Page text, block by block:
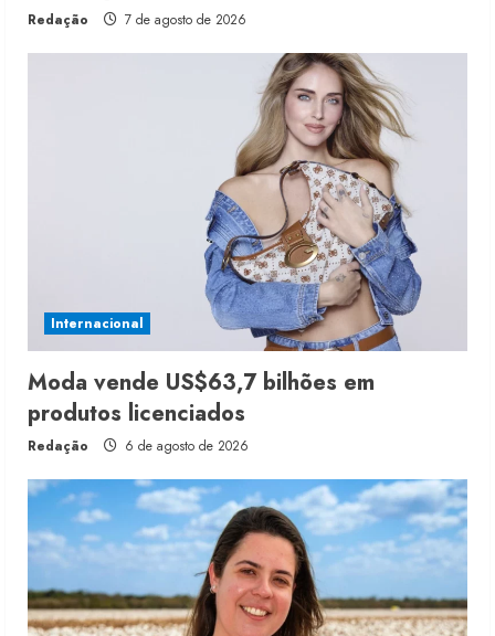
Redação 7 de agosto de 2026
Internacional
Moda vende US$63,7 bilhões em
produtos licenciados
Redação 6 de agosto de 2026